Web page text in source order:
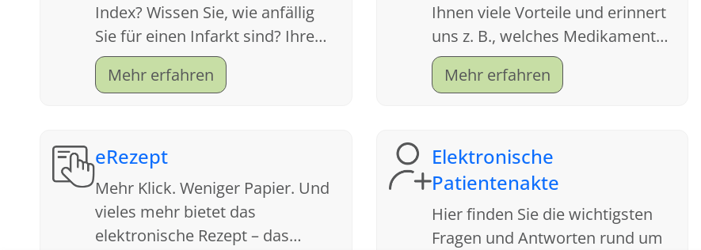
Index? Wissen Sie, wie anfällig
Sie für einen Infarkt sind? Ihre
Apotheke ist ein Servicecenter
für Gesundheit. Schauen Sie sich
Mehr erfahren
Ihnen viele Vorteile und erinnert
uns z. B., welches Medikament
Ihnen letztes Jahr bei der Grippe
geholfen hat.
Mehr erfahren
eRezept
Mehr Klick. Weniger Papier. Und
vieles mehr bietet das
elektronische Rezept – das
Elektronische
Patientenakte
Hier finden Sie die wichtigsten
Fragen und Antworten rund um